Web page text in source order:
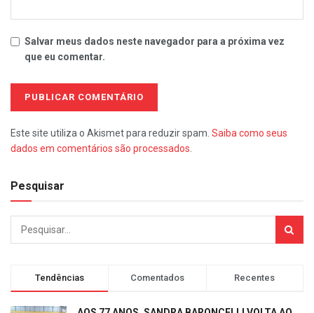
Salvar meus dados neste navegador para a próxima vez
que eu comentar.
Este site utiliza o Akismet para reduzir spam. Saiba como seus
dados em comentários são processados
Pesquisar
Tendências Comentados Recentes